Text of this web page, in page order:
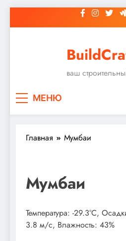
к
ваш
МЕНЮ
Главная Мумбаи
Мумбаи
Температура: -29.3°C,
3.8 м/с, Влажность: 43%